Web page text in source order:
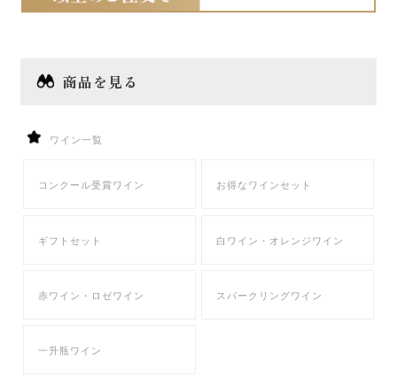
商品を見る
ワイン一覧
コンクール受賞ワイン お得なワインセット
ギフトセット 白ワイン・オレンジワイン
赤ワイン・ロゼワイン スパークリングワイン
一升瓶ワイン